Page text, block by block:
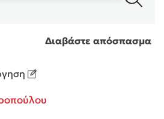
Διαβάστε απόσπασμα